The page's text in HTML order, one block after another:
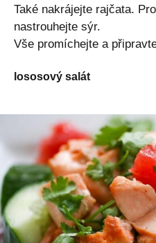
Také nakrájejte rajčata.
nastrouhejte sýr.
Vše promíchejte a
lososový salát